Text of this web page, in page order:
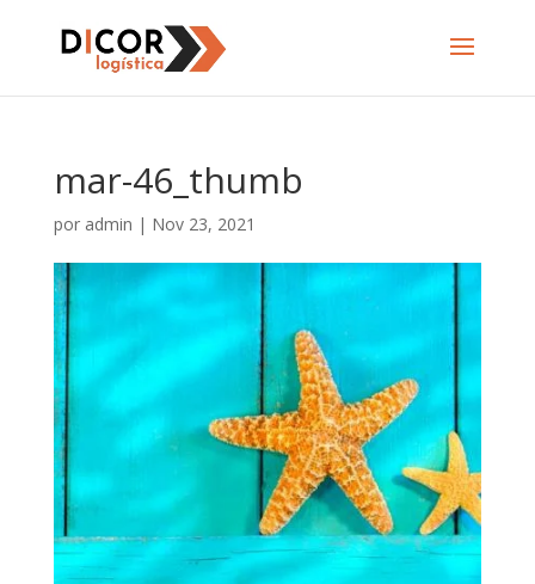
mar-46_thumb
por admin | Nov 23, 2021